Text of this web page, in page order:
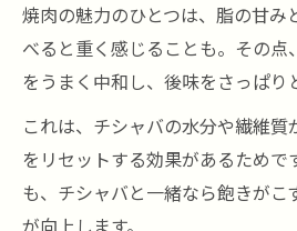
焼肉の魅力のひとつは、脂の甘み
べると重く感じることも。その
をうまく中和し、後味をさっぱり
これは、チシャバの水分や繊維
をリセットする効果があるためで
も、チシャバと一緒なら飽きがこ
が向上します。